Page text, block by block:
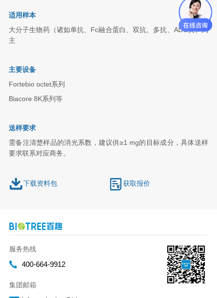
适用样本
大分子生物药（诸如单抗、Fc融合蛋白、双抗、多抗、ADC类）为
主
主要设备
Fortebio octet系列
Biacore 8K系列等
送样要求
需备注清楚样品的消光系数，建议供≥1 mg的目标成分，具体送样
要求联系对应商务。
下载资料包 获取报价
服务热线
400-664-9912
集团邮箱